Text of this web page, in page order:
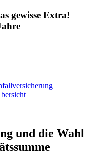
gewisse Extra!
und die Wahl